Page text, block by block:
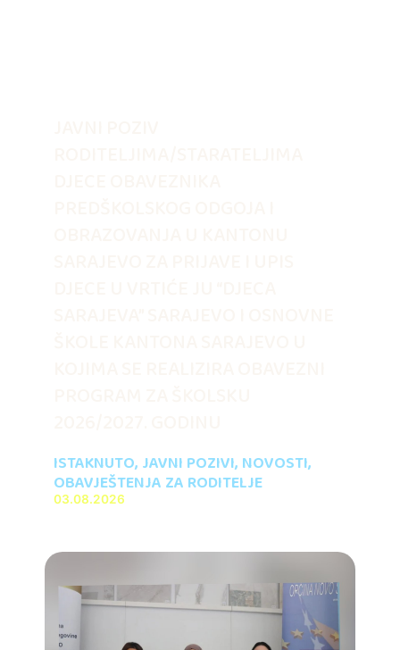
ISTAKNUTO, JAVNI POZIVI, NOVOSTI,
OBAVJEŠTENJA ZA RODITELJE
03.08.2026